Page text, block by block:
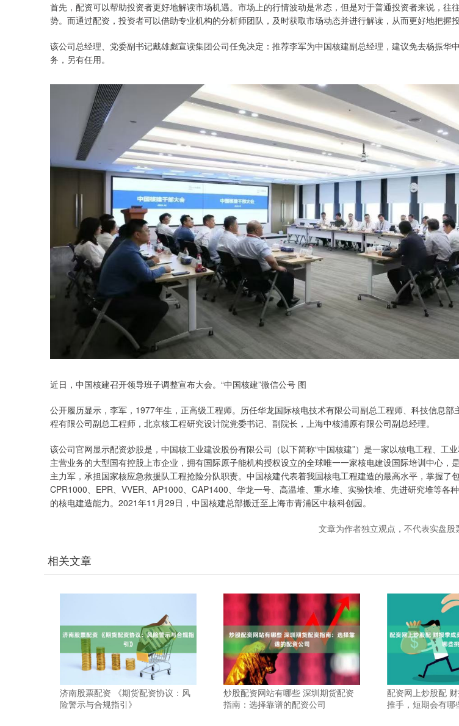
首先，配资可以帮助投资者更好地解读市场机遇。市场上的行情波动是常态，但是对于普通投资者来说，往
势。而通过配资，投资者可以借助专业机构的分析师团队，及时获取市场动态并进行解读，从而更好地把握投
该公司总经理、党委副书记戴雄彪宣读集团公司任免决定：推荐李军为中国核建副总经理，建议免去杨振华
务，另有任用。
近日，中国核建召开领导班子调整宣布大会。“中国核建”微信公号 图
公开履历显示，李军，1977年生，正高级工程师。历任华龙国际核电技术有限公司副总工程师、科技信息部
程有限公司副总工程师，北京核工程研究设计院党委书记、副院长，上海中核浦原有限公司副总经理。
该公司官网显示配资炒股是，中国核工业建设股份有限公司（以下简称“中国核建”）是一家以核电工程、工
主营业务的大型国有控股上市企业，拥有国际原子能机构授权设立的全球唯一一家核电建设国际培训中心，
主力军，承担国家核应急救援队工程抢险分队职责。中国核建代表着我国核电工程建造的最高水平，掌握了包
CPR1000、EPR、VVER、AP1000、CAP1400、华龙一号、高温堆、重水堆、实验快堆、先进研究堆等各
的核电建造能力。2021年11月29日，中国核建总部搬迁至上海市青浦区中核科创园。
文章为作者独立观点，不代表实盘股
相关文章
济南股票配资 《期货配资协议：风
险警示与合规指引》
炒股配资网站有哪些 深圳期货配资
指南：选择靠谱的配资公司
配资网上炒股配
推手，短期会有哪